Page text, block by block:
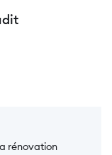
rénovation